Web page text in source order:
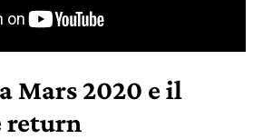
Mars 2020 e il
return